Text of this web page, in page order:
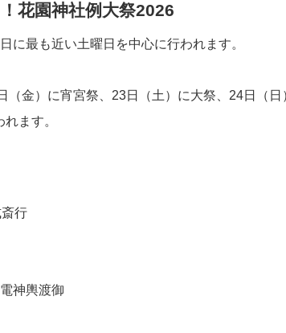
花園神社例大祭2026
に最も近い土曜日を中心に行われます。
（金）に宵宮祭、23日（土）に大祭、24日（日
ます。
行
神輿渡御